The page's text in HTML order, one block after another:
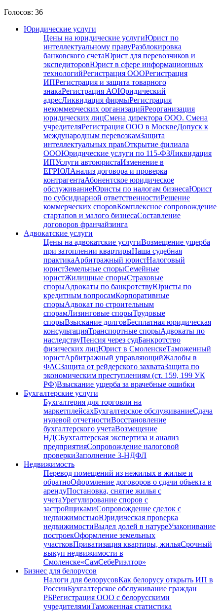
Голосов: 36
Юридические услуги
Цены на юридические услугиЮрист по
интеллектуальному правуРазблокировка
банковского счетаЮрист для перевозчиков и
экспедиторовЮрист в сфере информационных
технологийРегистрация ОООРегистрация
ИПРегистрация и защита товарного
знакаРегистрация АОЮридический
адресЛиквидация фирмыРегистрация
некоммерческих организацийРеорганизация
юридических лицСмена директора ООО. Смена
учредителяРегистрация ООО в МосквеДопуск к
международным перевозкамЗащита
интеллектуальных правОткрытие филиала
ОООЮридические услуги по 115-ФЗЛиквидация
ИПУслуги автоюристаИзменение в
ЕГРЮЛАнализ договора и проверка
контрагентаАбонентское юридическое
обслуживаниеЮристы по налогам бизнесаЮрист
по субсидиарной ответственностиРешение
коммерческих споровКомплексное сопровождение
стартапов и малого бизнесаСоставление
договоров франчайзинга
Адвокатские услуги
Цены на адвокатские услугиВозмещение ущерба
при затоплении квартирыНаша судебная
практикаАрбитражный юристНалоговый
юристЗемельные спорыСемейные
юристЖилищные спорыСтраховые
спорыАдвокаты по банкротствуЮристы по
кредитным вопросамКорпоративные
спорыАдвокат по строительным
спорамЛизинговые спорыТрудовые
спорыВзыскание долговБесплатная юридическая
консультацияТранспортные спорыАдвокаты по
наследствуПенсия через судБанкротство
физических лицЮрист в СмоленскеТаможенный
юристАрбитражный управляющийЖалобы в
ФАСЗащита от рейдерского захватаЗащита по
экономическим преступлениям (ст. 159, 199 УК
РФ)Взыскание ущерба за врачебные ошибки
Бухгалтерские услуги
Бухгалтерия для торговли на
маркетплейсахБухгалтерское обслуживаниеСдача
нулевой отчетностиВосстановление
бухгалтерского учетаВозмещение
НДСБухгалтерская экспертиза и анализ
предприятияСопровождение налоговой
проверкиЗаполнение 3-НДФЛ
Недвижимость
Перевод помещений из нежилых в жилые и
обратноОформление договоров о сдачи объекта в
арендуПостановка, снятие жилья с
учетаУрегулирование споров с
застройщикамиСопровождение сделок с
недвижимостьюЮридическая проверка
недвижимостиВыдел долей в натуреУзаконивание
построекОформление земельных
участковПриватизация квартиры, жильяСрочный
выкуп недвижимости в
Cмоленске«СамСебеРиэлтор»
Бизнес для белорусов
Налоги для белорусовКак белорусу открыть ИП в
РоссииБухгалтерское обслуживание граждан
РБРегистрация ООО с белорусскими
учредителямиТаможенная статистика